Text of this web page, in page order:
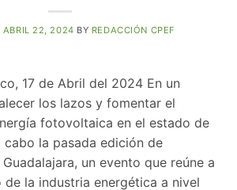
ABRIL 22, 2024 BY REDACCIÓN CPEF
17 de Abril del 2024 En un
los lazos y fomentar el
fotovoltaica en el estado de
la pasada edición de
un evento que reúne a
de la industria energética a nivel